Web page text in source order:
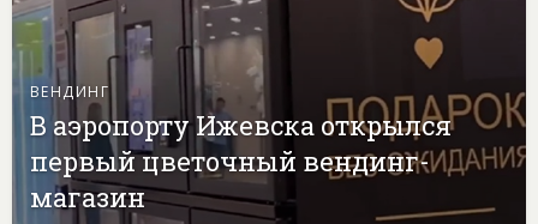
ВЕНДИНГ
В аэропорту Ижевска открылся
первый цветочный вендинг-
магазин